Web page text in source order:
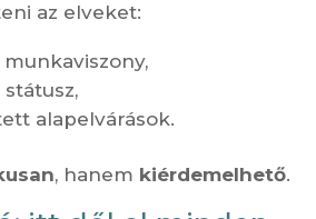
az elveket:
alapelvárások.
, hanem kiérdemelhető.